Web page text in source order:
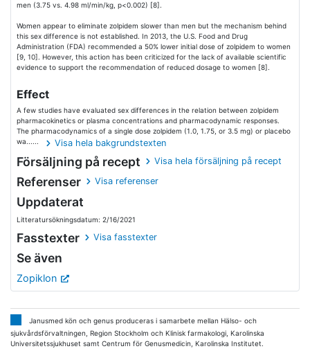
men (3.75 vs. 4.98 ml/min/kg, p<0.002) [8].
Women appear to eliminate zolpidem slower than men but the mechanism behind
this sex difference is not established. In 2013, the U.S. Food and Drug
Administration (FDA) recommended a 50% lower initial dose of zolpidem to women
[9, 10]. However, this action has been criticized for the lack of available scientific
evidence to support the recommendation of reduced dosage to women [8].
Effect
A few studies have evaluated sex differences in the relation between zolpidem
pharmacokinetics or plasma concentrations and pharmacodynamic responses.
The pharmacodynamics of a single dose zolpidem (1.0, 1.75, or 3.5 mg) or placebo
wa......
Visa hela bakgrundstexten
Försäljning på recept Visa hela försäljning på recept
Referenser Visa referenser
Uppdaterat
Litteratursökningsdatum: 2/16/2021
Fasstexter Visa fasstexter
Se även
Zopiklon
Janusmed kön och genus produceras i samarbete mellan Hälso- och
sjukvårdsförvaltningen, Region Stockholm och Klinisk farmakologi, Karolinska
Universitetssjukhuset samt Centrum för Genusmedicin, Karolinska Institutet.